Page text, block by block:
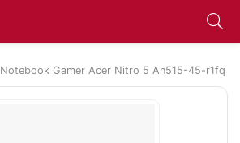
Notebook Gamer Acer Nitro 5 An515-45-r1fq